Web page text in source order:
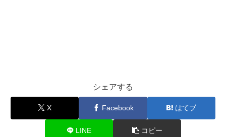
シェアする
X Facebook はてブ
LINE コピー